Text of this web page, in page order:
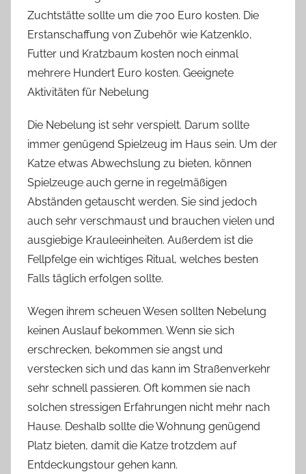
Zuchtstätte sollte um die 700 Euro kosten. Die
Erstanschaffung von Zubehör wie Katzenklo,
Futter und Kratzbaum kosten noch einmal
mehrere Hundert Euro kosten. Geeignete
Aktivitäten für Nebelung
Die Nebelung ist sehr verspielt. Darum sollte
immer genügend Spielzeug im Haus sein. Um der
Katze etwas Abwechslung zu bieten, können
Spielzeuge auch gerne in regelmäßigen
Abständen getauscht werden. Sie sind jedoch
auch sehr verschmaust und brauchen vielen und
ausgiebige Krauleeinheiten. Außerdem ist die
Fellpfelge ein wichtiges Ritual, welches besten
Falls täglich erfolgen sollte.
Wegen ihrem scheuen Wesen sollten Nebelung
keinen Auslauf bekommen. Wenn sie sich
erschrecken, bekommen sie angst und
verstecken sich und das kann im Straßenverkehr
sehr schnell passieren. Oft kommen sie nach
solchen stressigen Erfahrungen nicht mehr nach
Hause. Deshalb sollte die Wohnung genügend
Platz bieten, damit die Katze trotzdem auf
Entdeckungstour gehen kann.